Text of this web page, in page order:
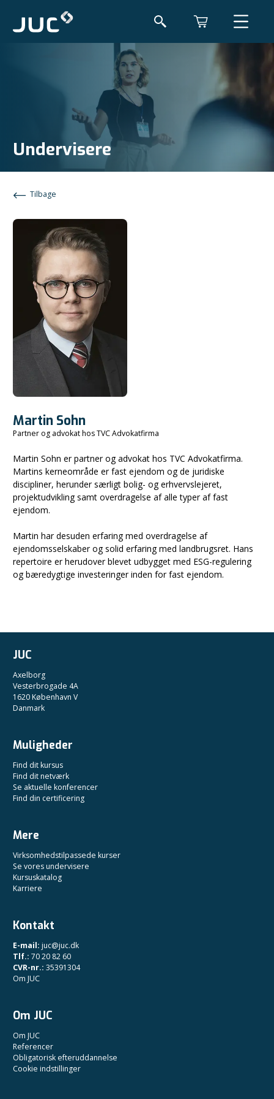
Undervisere
Tilbage
Martin Sohn
Partner og advokat hos TVC Advokatfirma
Martin Sohn er partner og advokat hos TVC Advokatfirma.
Martins kerneområde er fast ejendom og de juridiske
discipliner, herunder særligt bolig- og erhvervslejeret,
projektudvikling samt overdragelse af alle typer af fast
ejendom.
Martin har desuden erfaring med overdragelse af
ejendomsselskaber og solid erfaring med landbrugsret. Hans
repertoire er herudover blevet udbygget med ESG-regulering
og bæredygtige investeringer inden for fast ejendom.
JUC
Axelborg
Vesterbrogade 4A
1620 København V
Danmark
Muligheder
Find dit kursus
Find dit netværk
Se aktuelle konferencer
Find din certificering
Mere
Virksomhedstilpassede kurser
Se vores undervisere
Kursuskatalog
Karriere
Kontakt
E-mail: juc@juc.dk
Tlf.: 70 20 82 60
CVR-nr.: 35391304
Om JUC
Om JUC
Om JUC
Referencer
Obligatorisk efteruddannelse
Cookie indstillinger